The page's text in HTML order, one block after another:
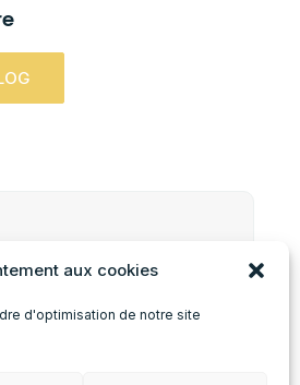
aux cookies
d'optimisation de notre site
!